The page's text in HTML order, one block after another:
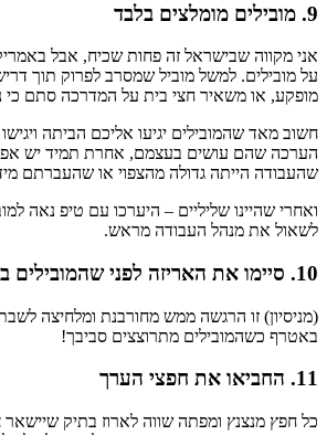
9. מובילים מומלצים בלבד
אני מקווה שבישראל זה פחות שכיח, אבל
על מובילים. למשל מוביל שמסרב לפרוק תוך
מופקע, או משאיר חצי בית על המדרכה סתם כי
חשוב מאד שהמובילים יגיעו אליכם הביתה
הערכה שהם עושים בעצמם, אחרת תמיד יש
שהעבודה הייתה גדולה מהצפוי או שהעברתם
ואחרי שהיינו שליליים – היערכו עם טיפ נאה
לשאול את מנהל העבודה מראש.
10. סיימו את האריזה לפני שהמובילים באים
(מניסיון) זו הרגשה ממש מחורבנת ומלחיצה
באטרף כשהמובילים מתרוצצים סביבך!
11. החביאו את חפצי הערך
כל חפץ מנצנץ ומפתה שווה לארוז בתיק